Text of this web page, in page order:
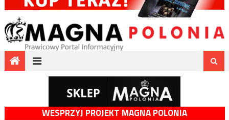
WESPRZYJ PROJEKT MAGNA POLONIA